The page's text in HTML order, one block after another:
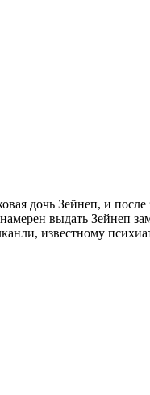
дочь Зейнеп, и
выдать Зейнеп
известному